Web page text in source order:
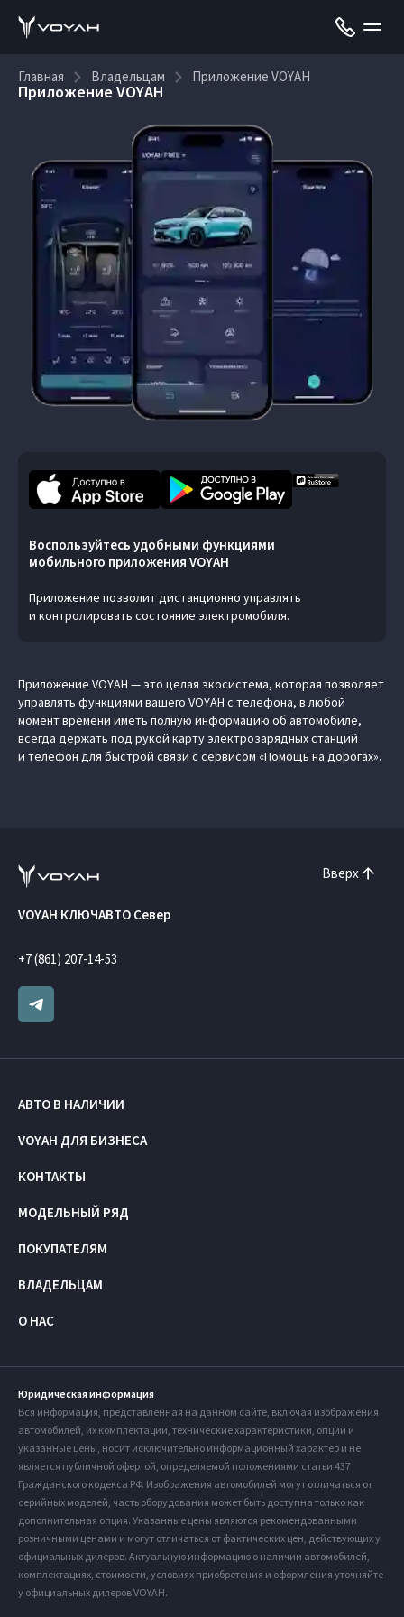
Главная Владельцам Приложение VOYAH
Приложение VOYAH
Воспользуйтесь удобными функциями
мобильного приложения VOYAH
Приложение позволит дистанционно управлять
и контролировать состояние электромобиля.
Приложение VOYAH — это целая экосистема, которая позволяет
управлять функциями вашего VOYAH с телефона, в любой
момент времени иметь полную информацию об автомобиле,
всегда держать под рукой карту электрозарядных станций
и телефон для быстрой связи с сервисом «Помощь на дорогах».
Вверх
VOYAH КЛЮЧАВТО Север
+7 (861) 207-14-53
АВТО В НАЛИЧИИ
VOYAH ДЛЯ БИЗНЕСА
КОНТАКТЫ
МОДЕЛЬНЫЙ РЯД
ПОКУПАТЕЛЯМ
ВЛАДЕЛЬЦАМ
О НАС
Юридическая информация
Вся информация, представленная на данном сайте, включая изображения
автомобилей, их комплектации, технические характеристики, опции и
указанные цены, носит исключительно информационный характер и не
является публичной офертой, определяемой положениями статьи 437
Гражданского кодекса РФ. Изображения автомобилей могут отличаться от
серийных моделей, часть оборудования может быть доступна только как
дополнительная опция. Указанные цены являются рекомендованными
розничными ценами и могут отличаться от фактических цен, действующих у
официальных дилеров. Актуальную информацию о наличии автомобилей,
комплектациях, стоимости, условиях приобретения и оформления уточняйте
у официальных дилеров VOYAH.